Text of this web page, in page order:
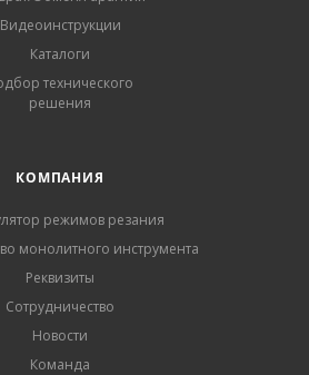
Видеоинструкции
Каталоги
технического
решения
КОМПАНИЯ
режимов резания
монолитного инструмента
Реквизиты
Сотрудничество
Новости
Команда